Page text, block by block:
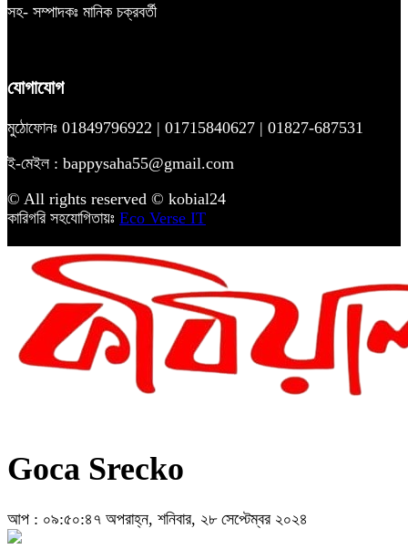
সহ- সম্পাদকঃ মানিক চক্রবর্তী
যোগাযোগ
মুঠোফোনঃ 01849796922 | 01715840627 | 01827-687531
ই-মেইল : bappysaha55@gmail.com
© All rights reserved © kobial24
কারিগরি সহযোগিতায়ঃ Eco Verse IT
Goca Srecko
আপ : ০৯:৫০:৪৭ অপরাহ্ন, শনিবার, ২৮ সেপ্টেম্বর ২০২৪